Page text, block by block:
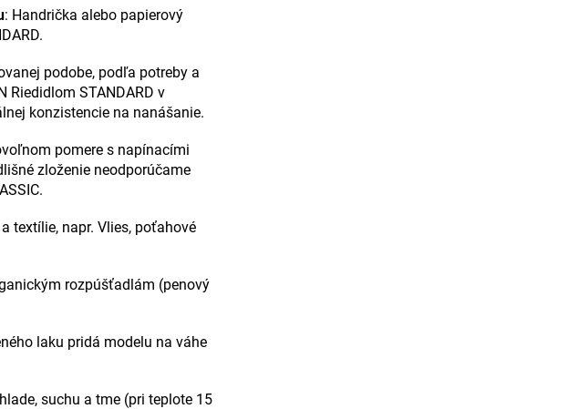
: Handrička alebo papierový
podobe, podľa potreby a
Riedidlom STANDARD v
konzistencie na nanášanie.
pomere s napínacími
zloženie neodporúčame
textílie, napr. Vlies, poťahové
rozpúšťadlám (penový
laku pridá modelu na váhe
suchu a tme (pri teplote 15